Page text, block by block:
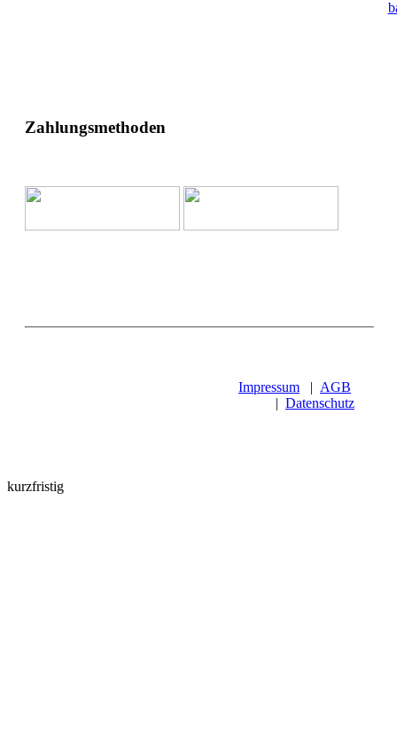
Zahlungsmethoden
Impressum | AGB
| Datenschutz
kurzfristig